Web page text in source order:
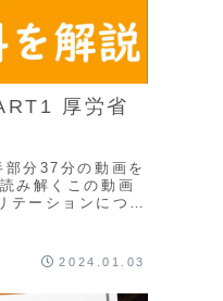
分37分の動画を
み解くこの動画
テーションについ
2024.01.03